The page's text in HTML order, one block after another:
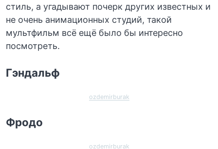
стиль, а угадывают почерк других известных и
не очень анимационных студий, такой
мультфильм всё ещё было бы интересно
посмотреть.
Гэндальф
ozdemirburak
Фродо
ozdemirburak